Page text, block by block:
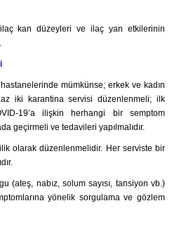
kan düzeyleri ve ilaç yan etkilerinin
mümkünse; erkek ve kadın
iki karantina servisi düzenlenmeli; ilk
19’a ilişkin herhangi bir semptom
geçirmeli ve tedavileri yapılmalıdır.
olarak düzenlenmelidir. Her serviste bir
(ateş, nabız, solum sayısı, tansiyon vb.)
yönelik sorgulama ve gözlem